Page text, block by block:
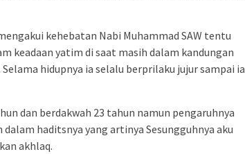
kehebatan Nabi Muhammad SAW tentu
keadaan yatim di saat masih dalam kandungan
hidupnya ia selalu berprilaku jujur sampai ia
dan berdakwah 23 tahun namun pengaruhnya
haditsnya yang artinya Sesungguhnya aku
akhlaq.